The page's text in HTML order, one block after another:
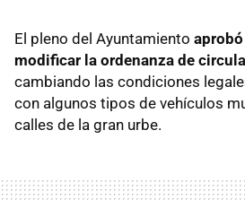
El pleno del Ayuntamiento
modificar la ordenanza de
cambiando las condiciones
con algunos tipos de vehículos
calles de la gran urbe.